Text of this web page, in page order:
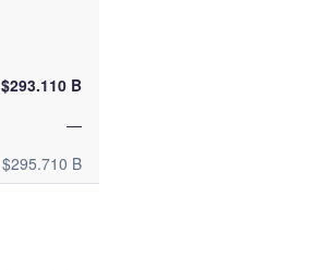
$293.110 B
—
$295.710 B